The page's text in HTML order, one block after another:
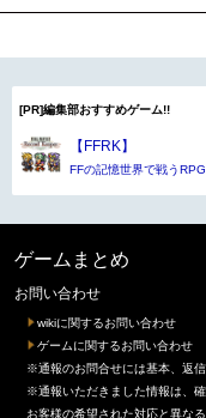
[PR]編集部おすすめゲーム!!
【FFRK】
FFの記憶世界で戦うRPG
ゲームまとめ
お問い合わせ
wikiに関するお問い合わせ
ゲームに関するお問い合わせ
※通報のお問合せには基本、返
※通報いただきました情報は、
お客様の希望された対応と異な